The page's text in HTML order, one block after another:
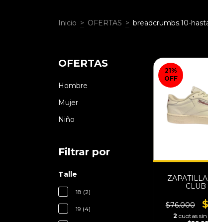
Inicio > OFERTAS > breadcrumbs.10-
OFERTAS
Hombre
Mujer
Niño
Filtrar por
Talle
18 (2)
19 (4)
21%
OFF
CLUB
$76.000
2 cuotas